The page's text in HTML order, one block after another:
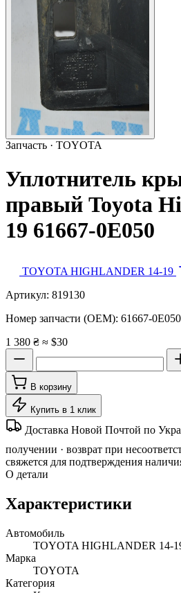
Запчасть · TOYOTA
Уплотнитель
правый Toyota
19 61667-0E050
TOYOTA HIGHLANDER 14-19
Артикул: 819130
Номер запчасти (OEM): 61667-0E050
1 380 ₴ ≈ $30
В корзину
Купить в 1 клик
Доставка Новой Почтой по
получении · возврат при
свяжется для подтверждения
О детали
Характеристики
Автомобиль
TOYOTA HIGHLANDER 14-
Марка
TOYOTA
Категория